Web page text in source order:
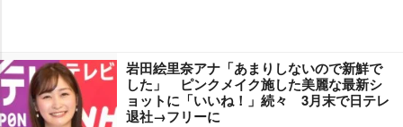
田絵里奈アナ「あまりしないので新鮮で
した」 ピンクメイク施した美麗な最新シ
ョットに「いいね！」続々 3月末で日テレ
退社→フリーに